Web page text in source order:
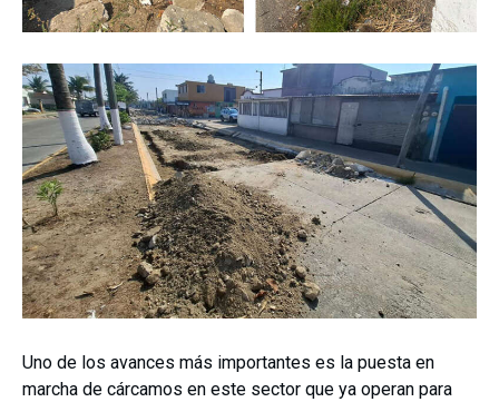
Uno de los avances más importantes es la puesta en
marcha de cárcamos en este sector que ya operan para